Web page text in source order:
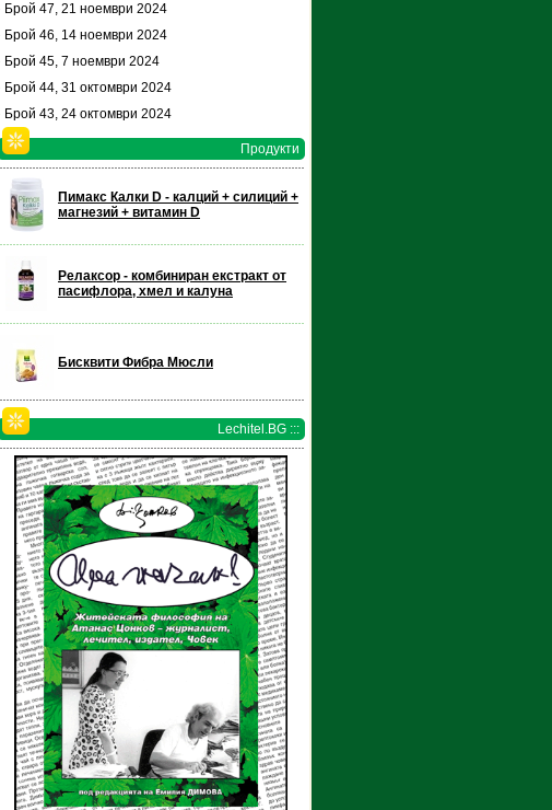
Брой 47, 21 ноември 2024
Брой 46, 14 ноември 2024
Брой 45, 7 ноември 2024
Брой 44, 31 октомври 2024
Брой 43, 24 октомври 2024
Продукти
Пимакс Калки D - калций + силиций +
магнезий + витамин D
Релаксор - комбиниран екстракт от
пасифлора, хмел и калуна
Бисквити Фибра Мюсли
Lechitel.BG :::